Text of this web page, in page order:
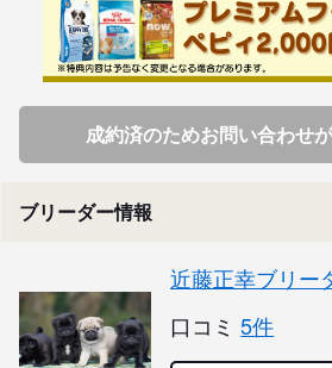
成約済のためお問い合わせ
ブリーダー情報
近藤正幸ブリー
口コミ 5件